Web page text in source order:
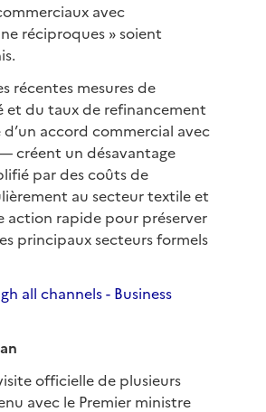
avec
réciproques » soient
récentes mesures de
et du taux de refinancement
d’un accord commercial avec
créent un désavantage
par des coûts de
au secteur textile et
action rapide pour préserver
principaux secteurs formels
all channels - Business
officielle de plusieurs
avec le Premier ministre